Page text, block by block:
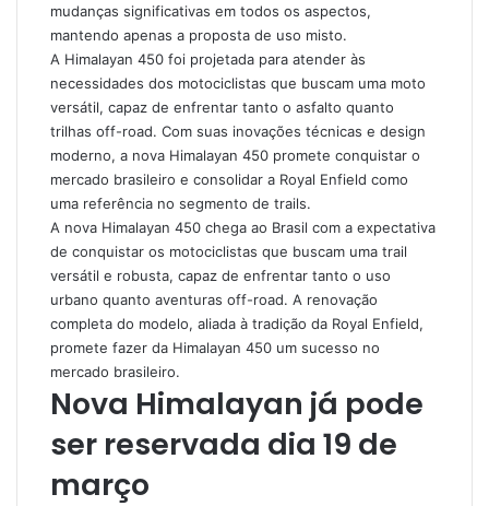
mudanças significativas em todos os aspectos,
mantendo apenas a proposta de uso misto.
A Himalayan 450 foi projetada para atender às
necessidades dos motociclistas que buscam uma moto
versátil, capaz de enfrentar tanto o asfalto quanto
trilhas off-road. Com suas inovações técnicas e design
moderno, a nova Himalayan 450 promete conquistar o
mercado brasileiro e consolidar a Royal Enfield como
uma referência no segmento de trails.
A nova Himalayan 450 chega ao Brasil com a expectativa
de conquistar os motociclistas que buscam uma trail
versátil e robusta, capaz de enfrentar tanto o uso
urbano quanto aventuras off-road. A renovação
completa do modelo, aliada à tradição da Royal Enfield,
promete fazer da Himalayan 450 um sucesso no
mercado brasileiro.
Nova Himalayan já pode
ser reservada dia 19 de
março